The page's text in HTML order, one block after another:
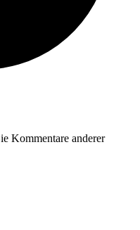
Kommentare anderer